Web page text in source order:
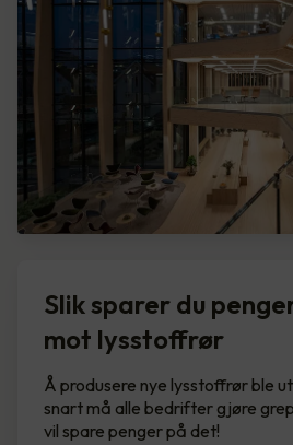
Slik sparer du
mot lysstoffrør
Å produsere nye lysstoffrør ble
snart må alle bedrifter gjøre
vil spare penger på det!